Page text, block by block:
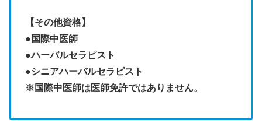
【その他資格】
● 国際中医師
●ハーバルセラピスト
●シニアハーバルセラピスト
※国際中医師は医師免許ではありません。